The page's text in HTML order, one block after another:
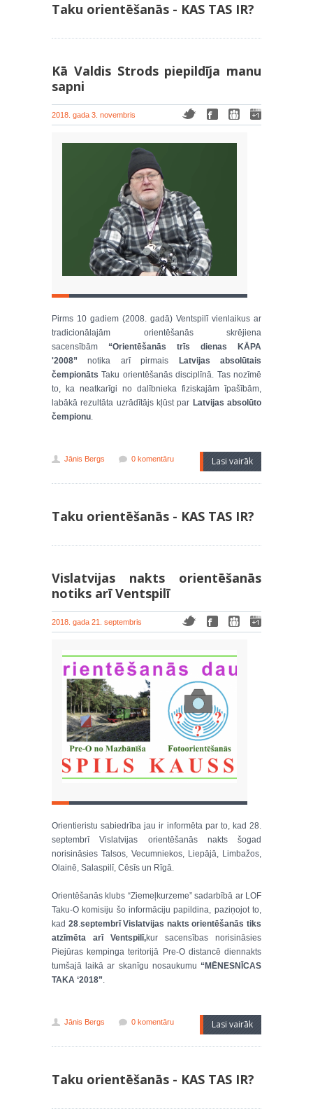
Taku orientēšanās - KAS TAS IR?
Kā Valdis Strods piepildīja manu
sapni
2018. gada 3. novembris
Pirms 10 gadiem (2008. gadā) Ventspilī vienlaikus ar
tradicionālajām orientēšanās skrējiena
sacensībām “Orientēšanās trīs dienas KĀPA
'2008”notika arī pirmais
Latvijas absolūtais
čempionātsTaku orientēšanās disciplīnā. Tas nozīmē
to, ka neatkarīgi no dalībnieka fiziskajām īpašībām,
labākā rezultāta uzrādītājs kļūst par Latvijas absolūto
čempionu.
Jānis Bergs 0 komentāru Lasi vairāk
Taku orientēšanās - KAS TAS IR?
Vislatvijas nakts orientēšanās
notiks arī Ventspilī
2018. gada 21. septembris
Orientieristu sabiedrība jau ir informēta par to, kad 28.
septembrī Vislatvijas orientēšanās nakts šogad
norisināsies Talsos, Vecumniekos, Liepājā, Limbažos,
Olainē, Salaspilī, Cēsīs un Rīgā.
Orientēšanās klubs “Ziemeļkurzeme” sadarbībā ar LOF
Taku-O komisiju šo informāciju papildina, paziņojot to,
kad 28.septembrī Vislatvijas nakts orientēšanās tiks
atzīmēta arī Ventspilī,kur sacensības norisināsies
Piejūras kempinga teritorijā Pre-O distancē diennakts
tumšajā laikā ar skanīgu nosaukumu “MĒNESNĪCAS
TAKA ‘2018”.
Jānis Bergs 0 komentāru Lasi vairāk
Taku orientēšanās - KAS TAS IR?